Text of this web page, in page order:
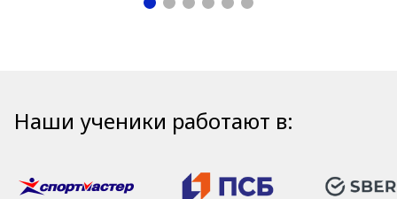
Наши ученики работают в: